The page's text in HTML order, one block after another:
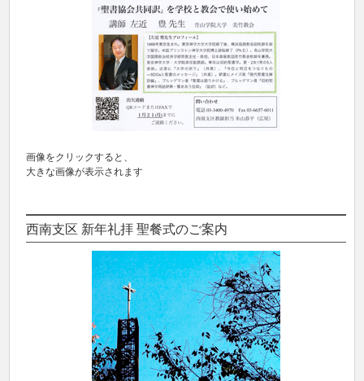
画像をクリックすると、
大きな画像が表示されます
西南支区 新年礼拝 聖餐式のご案内